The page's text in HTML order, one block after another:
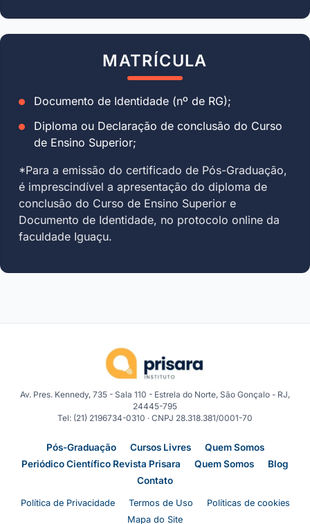
MATRÍCULA
Documento de Identidade (nº de RG);
Diploma ou Declaração de conclusão do Curso
de Ensino Superior;
*Para a emissão do certificado de Pós-Graduação,
é imprescindível a apresentação do diploma de
conclusão do Curso de Ensino Superior e
Documento de Identidade, no protocolo online da
faculdade Iguaçu.
Av. Pres. Kennedy, 735 - Sala 110 - Estrela do Norte, São Gonçalo - RJ,
24445-795
Tel: (21) 2196734-0310 · CNPJ 28.318.381/0001-70
Pós-Graduação Cursos Livres
Quem Somos
Periódico Científico Revista Prisara
Quem Somos
Blog
Contato
Política de Privacidade Termos de Uso
Políticas de cookies
Mapa do Site